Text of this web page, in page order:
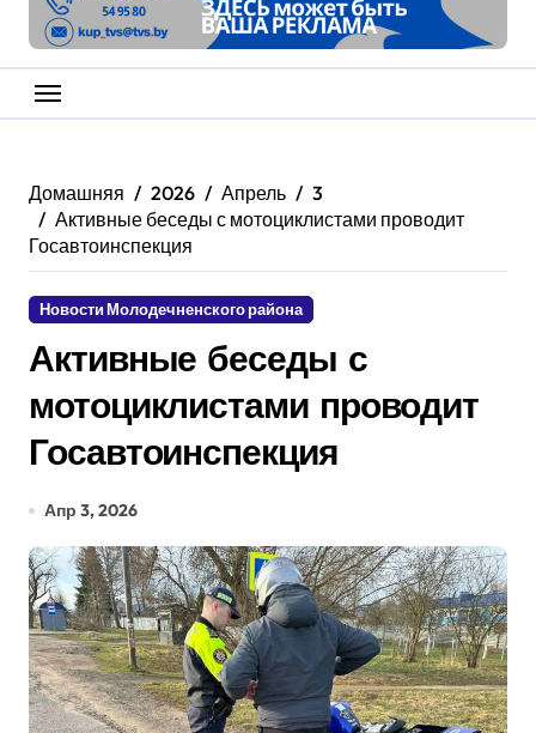
Домашняя 2026 Апрель
3
Активные беседы с мотоциклистами проводит
Госавтоинспекция
Новости Молодечненского района
Активные беседы с
мотоциклистами проводит
Госавтоинспекция
Апр 3, 2026